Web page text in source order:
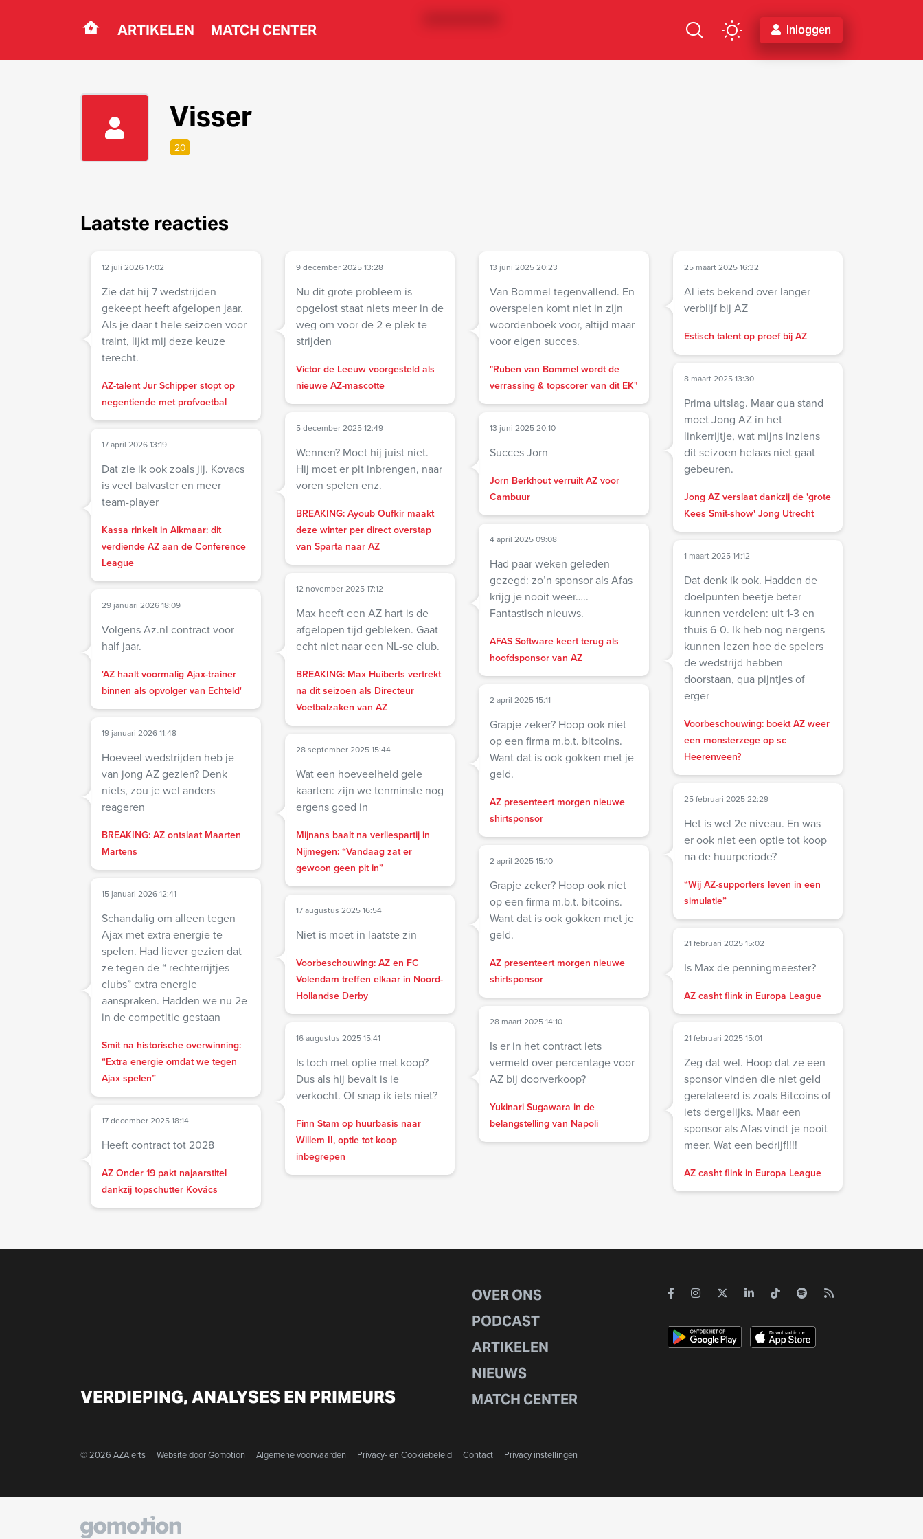
Navigation ARTIKELEN MATCH CENTER Inloggen
Visser
20
Laatste reacties
12 juli 2026 17:02
Zie dat hij 7 wedstrijden
gekeept heeft afgelopen jaar.
Als je daar t hele seizoen voor
traint, lijkt mij deze keuze
terecht.
AZ-talent Jur Schipper stopt op
negentiende met profvoetbal
17 april 2026 13:19
Dat zie ik ook zoals jij. Kovacs
is veel balvaster en meer
team-player
Kassa rinkelt in Alkmaar: dit
verdiende AZ aan de Conference
League
29 januari 2026 18:09
Volgens Az.nl contract voor
half jaar.
'AZ haalt voormalig Ajax-trainer
binnen als opvolger van Echteld'
19 januari 2026 11:48
Hoeveel wedstrijden heb je
van jong AZ gezien? Denk
niets, zou je wel anders
reageren
BREAKING: AZ ontslaat Maarten
Martens
15 januari 2026 12:41
Schandalig om alleen tegen
Ajax met extra energie te
spelen. Had liever gezien dat
ze tegen de “ rechterrijtjes
clubs” extra energie
aanspraken. Hadden we nu 2e
in de competitie gestaan
Smit na historische overwinning:
“Extra energie omdat we tegen
Ajax spelen”
17 december 2025 18:14
Heeft contract tot 2028
AZ Onder 19 pakt najaarstitel
dankzij topschutter Kovács
9 december 2025 13:28
Nu dit grote probleem is
opgelost staat niets meer in de
weg om voor de 2 e plek te
strijden
Victor de Leeuw voorgesteld als
nieuwe AZ-mascotte
5 december 2025 12:49
Wennen? Moet hij juist niet.
Hij moet er pit inbrengen, naar
voren spelen enz.
BREAKING: Ayoub Oufkir maakt
deze winter per direct overstap
van Sparta naar AZ
12 november 2025 17:12
Max heeft een AZ hart is de
afgelopen tijd gebleken. Gaat
echt niet naar een NL-se club.
BREAKING: Max Huiberts vertrekt
na dit seizoen als Directeur
Voetbalzaken van AZ
28 september 2025 15:44
Wat een hoeveelheid gele
kaarten: zijn we tenminste nog
ergens goed in
Mijnans baalt na verliespartij in
Nijmegen: “Vandaag zat er
gewoon geen pit in”
17 augustus 2025 16:54
Niet is moet in laatste zin
Voorbeschouwing: AZ en FC
Volendam treffen elkaar in Noord-
Hollandse Derby
16 augustus 2025 15:41
Is toch met optie met koop?
Dus als hij bevalt is ie
verkocht. Of snap ik iets niet?
Finn Stam op huurbasis naar
Willem II, optie tot koop
inbegrepen
13 juni 2025 20:23
Van Bommel tegenvallend. En
overspelen komt niet in zijn
woordenboek voor, altijd maar
voor eigen succes.
"Ruben van Bommel wordt de
verrassing & topscorer van dit EK"
13 juni 2025 20:10
Succes Jorn
Jorn Berkhout verruilt AZ voor
Cambuur
4 april 2025 09:08
Had paar weken geleden
gezegd: zo’n sponsor als Afas
krijg je nooit weer…..
Fantastisch nieuws.
AFAS Software keert terug als
hoofdsponsor van AZ
2 april 2025 15:11
Grapje zeker? Hoop ook niet
op een firma m.b.t. bitcoins.
Want dat is ook gokken met je
geld.
AZ presenteert morgen nieuwe
shirtsponsor
2 april 2025 15:10
Grapje zeker? Hoop ook niet
op een firma m.b.t. bitcoins.
Want dat is ook gokken met je
geld.
AZ presenteert morgen nieuwe
shirtsponsor
28 maart 2025 14:10
Is er in het contract iets
vermeld over percentage voor
AZ bij doorverkoop?
Yukinari Sugawara in de
belangstelling van Napoli
25 maart 2025 16:32
Al iets bekend over langer
verblijf bij AZ
Estisch talent op proef bij AZ
8 maart 2025 13:30
Prima uitslag. Maar qua stand
moet Jong AZ in het
linkerrijtje, wat mijns inziens
dit seizoen helaas niet gaat
gebeuren.
Jong AZ verslaat dankzij de 'grote
Kees Smit-show' Jong Utrecht
1 maart 2025 14:12
Dat denk ik ook. Hadden de
doelpunten beetje beter
kunnen verdelen: uit 1-3 en
thuis 6-0. Ik heb nog nergens
kunnen lezen hoe de spelers
de wedstrijd hebben
doorstaan, qua pijntjes of
erger
Voorbeschouwing: boekt AZ weer
een monsterzege op sc
Heerenveen?
25 februari 2025 22:29
Het is wel 2e niveau. En was
er ook niet een optie tot koop
na de huurperiode?
“Wij AZ-supporters leven in een
simulatie”
21 februari 2025 15:02
Is Max de penningmeester?
AZ casht flink in Europa League
21 februari 2025 15:01
Zeg dat wel. Hoop dat ze een
sponsor vinden die niet geld
gerelateerd is zoals Bitcoins of
iets dergelijks. Maar een
sponsor als Afas vindt je nooit
meer. Wat een bedrijf!!!!
AZ casht flink in Europa League
VERDIEPING, ANALYSES EN PRIMEURS
OVER ONS
PODCAST
ARTIKELEN
NIEUWS
MATCH CENTER
© 2026 AZAlerts Website doorGomotion Algemene voorwaarden Privacy- en Cookiebeleid Contact Privacy instellingen